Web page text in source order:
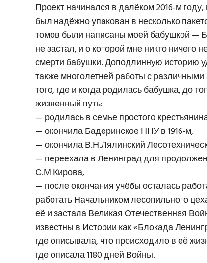
Проект начинался в далёком 2016-м
был надёжно упакован в несколько
томов были написаны моей бабушкой —
не застал, и о которой мне никто ничего
смерти бабушки. Доподлинную историю
также многолетней работы с
того, где и когда родилась бабушка, до
жизненный путь:
— родилась в семье простого
— окончила Бадеринское ННУ в 1916-м,
— окончила В.Н.Лялинский
— переехала в Ленинград для
С.М.Кирова,
— после окончания учёбы осталась
работать Начальником лесопильного
её и застала Великая Отечественная
известны в Истории как «Блокада
где описывала, что происходило в её
где описала 1180 дней Войны.